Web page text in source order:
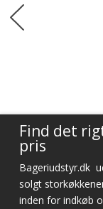
Find det
pris
Bageriudstyr.dk
solgt
inden for indkøb